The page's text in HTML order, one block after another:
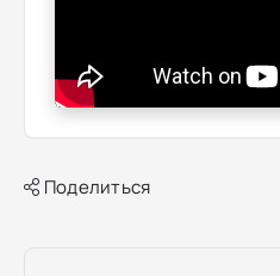
Поделиться